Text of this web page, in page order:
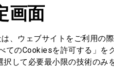
画面
、ウェブサイトをご利用の
てのCookiesを許可する」を
して必要最小限の技術のみ